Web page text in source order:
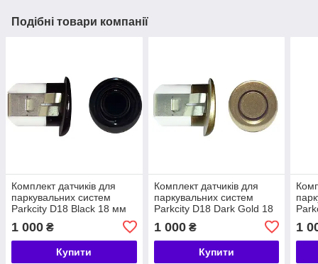
Подібні товари компанії
Комплект датчиків для
паркувальних систем
Parkcity D18 Black 18 мм
1 000 ₴
Купити
Комплект датчиків для
паркувальних систем
Parkcity D18 Dark Gold 18
1 000₴
Купити
1